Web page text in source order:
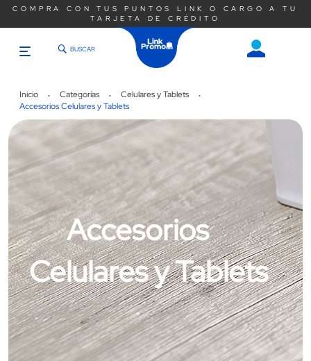
COMPRA CON TUS PUNTOS LINK O CARGO A TU
TARJETA DE CRÉDITO
BUSCAR
Saltar
Inicio Categorías
Celulares y Tablets
Accesorios Celulares y Tablets
Accesorios
Celulares y Tablets